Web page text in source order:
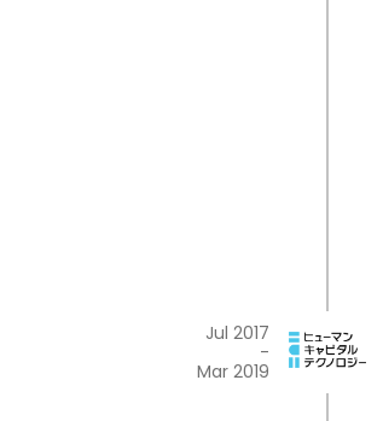
Jul 2017
-
Mar 2019